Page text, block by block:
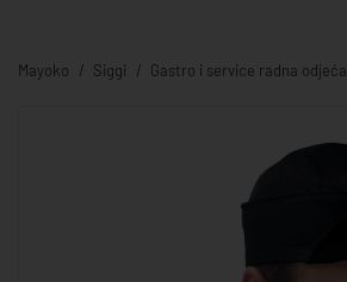
Mayoko Siggi Gastro i service radna odjeća